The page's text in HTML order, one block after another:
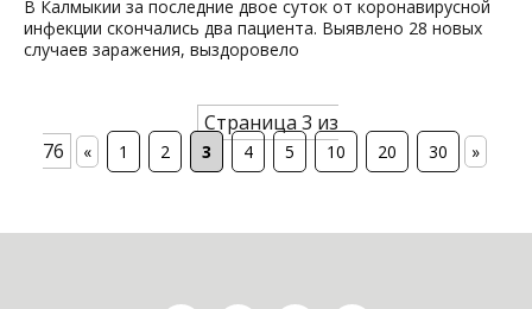
В Калмыкии за последние двое суток от коронавирусной
инфекции скончались два пациента. Выявлено 28 новых
случаев заражения, выздоровело
Страница 3 из
76
« 1 2 3 4 5 10 20 30 »